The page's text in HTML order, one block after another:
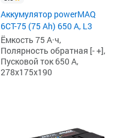
Аккумулятор powerMAQ
6СТ-75 (75 Ah) 650 А, L3
Ёмкость 75 А·ч,
Полярность обратная [- +],
Пусковой ток 650 А,
278x175x190